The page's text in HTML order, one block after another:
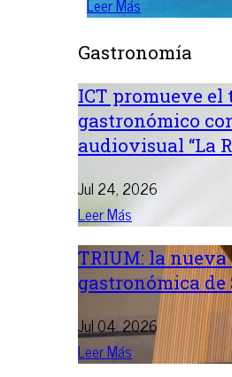
Gastronomía
ICT promueve el
gastronómico
audiovisual “La
Jul 24, 2026
Leer Más
TRIUM: la nueva
gastronómica de
Jul 04, 2026
Leer Más